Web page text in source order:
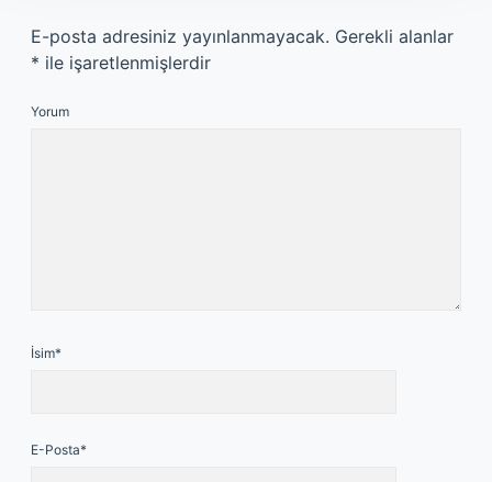
E-posta adresiniz yayınlanmayacak. Gerekli alanlar
* ile işaretlenmişlerdir
Yorum
İsim*
E-Posta*